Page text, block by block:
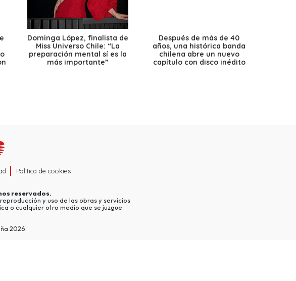
Dominga López, finalista de
Miss Universo Chile: “La
preparación mental sí es la
más importante”
Después de más de 40
años, una histórica banda
chilena abre un nuevo
capítulo con disco inédito
Política de cookies
reservados.
y uso de las obras y servicios
o cualquier otro medio que se juzgue
2026.